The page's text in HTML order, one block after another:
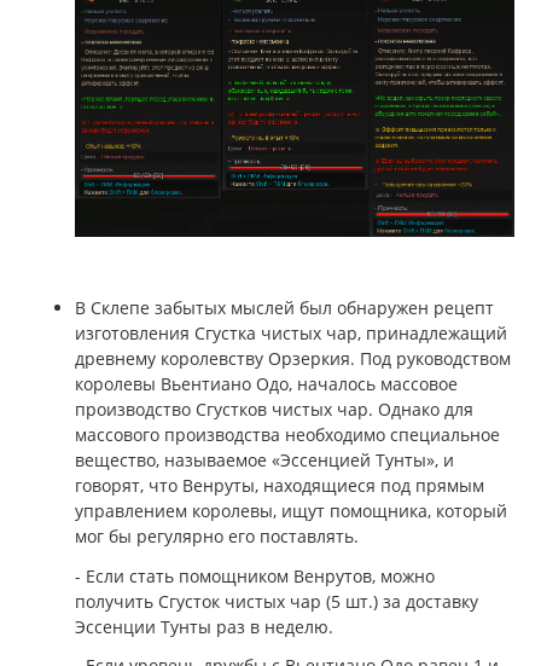
В Склепе забытых мыслей был обнаружен рецепт
изготовления Сгустка чистых чар, принадлежащий
древнему королевству Орзеркия. Под руководством
королевы Вьентиано Одо, началось массовое
производство Сгустков чистых чар. Однако для
массового производства необходимо специальное
вещество, называемое «Эссенцией Тунты», и
говорят, что Венруты, находящиеся под прямым
управлением королевы, ищут помощника, который
мог бы регулярно его поставлять.
- Если стать помощником Венрутов, можно
получить Сгусток чистых чар (5 шт.) за доставку
Эссенции Тунты раз в неделю.